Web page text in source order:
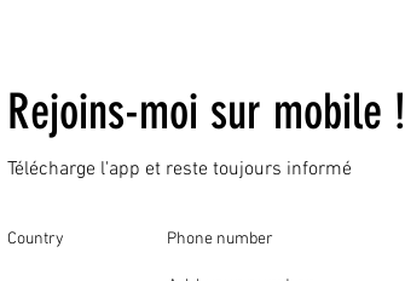
Rejoins-moi sur mobile !
Télécharge l'app et reste toujours informé
Country Phone number